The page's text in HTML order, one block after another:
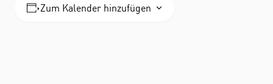
Zum Kalender hinzufügen